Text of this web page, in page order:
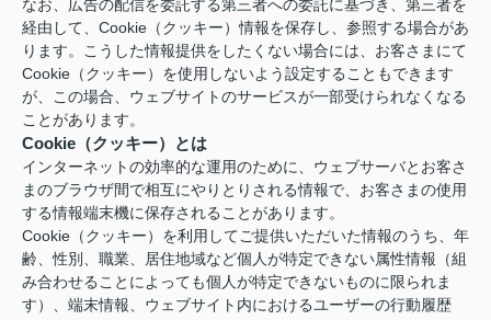
なお、広告の配信を委託する第三者への委託に基づき、第三者を
経由して、Cookie（クッキー）情報を保存し、参照する場合があ
ります。こうした情報提供をしたくない場合には、お客さまにて
Cookie（クッキー）を使用しないよう設定することもできます
が、この場合、ウェブサイトのサービスが一部受けられなくなる
ことがあります。
Cookie（クッキー）とは
インターネットの効率的な運用のために、ウェブサーバとお客さ
まのブラウザ間で相互にやりとりされる情報で、お客さまの使用
する情報端末機に保存されることがあります。
Cookie（クッキー）を利用してご提供いただいた情報のうち、年
齢、性別、職業、居住地域など個人が特定できない属性情報（組
み合わせることによっても個人が特定できないものに限られま
す）、端末情報、ウェブサイト内におけるユーザーの行動履歴